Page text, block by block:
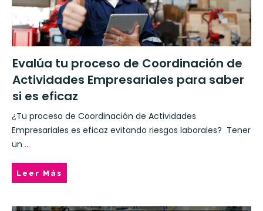
Evalúa tu proceso de Coordinación de
Actividades Empresariales para saber
si es eficaz
¿Tu proceso de Coordinación de Actividades
Empresariales es eficaz evitando riesgos laborales? Tener
un ...
Leer Más